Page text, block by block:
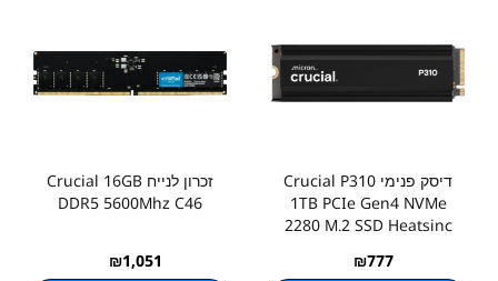
דיסק פנימי Crucial P310
1TB PCIe Gen4 NVMe
2280 M.2 SSD Heatsinc
₪777
זכרון לנייח Crucial 16GB
DDR5 5600Mhz C46
₪1,051